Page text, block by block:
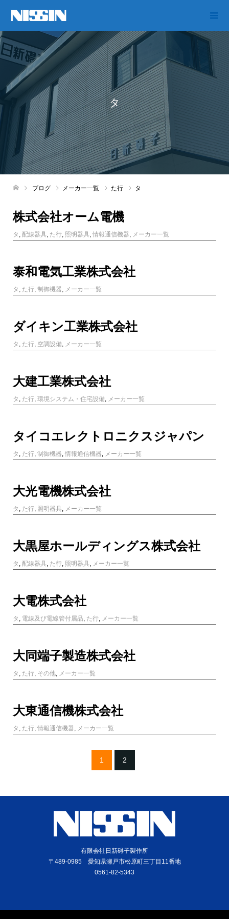
タ
ブログ メーカー一覧 た行 タ
株式会社オーム電機
タ , 配線器具, た行, 照明器具, 情報通信機器, メーカー一覧
泰和電気工業株式会社
タ , た行, 制御機器, メーカー一覧
ダイキン工業株式会社
タ , た行, 空調設備, メーカー一覧
大建工業株式会社
タ , た行, 環境システム・住宅設備, メーカー一覧
タイコエレクトロニクスジャパン
タ , た行, 制御機器, 情報通信機器, メーカー一覧
大光電機株式会社
タ , た行, 照明器具, メーカー一覧
大黒屋ホールディングス株式会社
タ , 配線器具, た行, 照明器具, メーカー一覧
大電株式会社
タ , 電線及び電線管付属品, た行, メーカー一覧
大同端子製造株式会社
タ , た行, その他, メーカー一覧
大東通信機株式会社
タ , た行, 情報通信機器, メーカー一覧
1 2
有限会社日新碍子製作所
〒489-0985 愛知県瀬戸市松原町三丁目11番地
0561-82-5343